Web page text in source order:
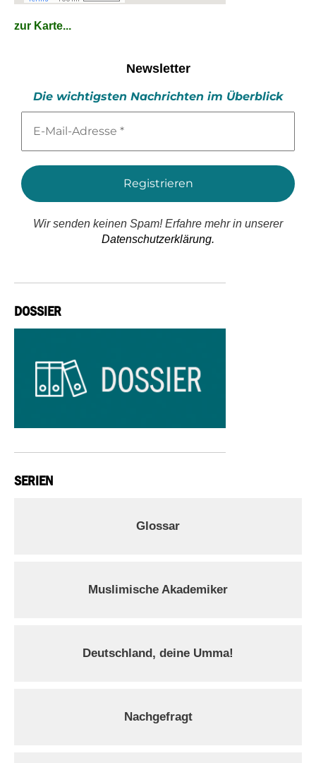
zur Karte...
Newsletter
Die wichtigsten Nachrichten im Überblick
Mail-
*
Wir senden keinen Spam! Erfahre mehr in unserer
Datenschutzerklärung.
DOSSIER
SERIEN
Glossar
Muslimische Akademiker
Deutschland, deine Umma!
Nachgefragt